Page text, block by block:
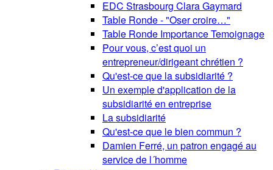
EDC Strasbourg Clara Gaymard
Table Ronde - "Oser croire…"
Table Ronde Importance Temoignage
Pour vous, c’est quoi un
entrepreneur/dirigeant chrétien ?
Qu'est-ce que la subsidiarité ?
Un exemple d'application de la
subsidiarité en entreprise
La subsidiarité
Qu'est-ce que le bien commun ?
Damien Ferré, un patron engagé au
service de l´homme